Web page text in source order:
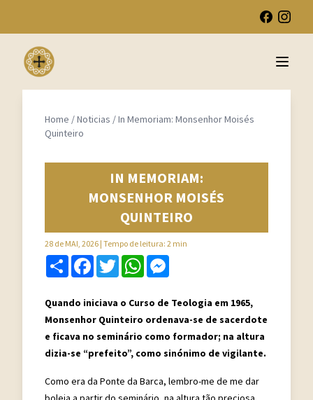
Open
Home /Noticias /In Memoriam: Monsenhor Moisés
Quinteiro
IN MEMORIAM:
MONSENHOR MOISÉS
QUINTEIRO
28 de MAI, 2026 | Tempo de leitura: 2 min
Share FacebookTwitterWhatsApp
Quando iniciava o Curso de Teologia em 1965,
Monsenhor Quinteiro ordenava-se de sacerdote
e ficava no seminário como formador; na altura
dizia-se “prefeito”, como sinónimo de vigilante.
Como era da Ponte da Barca, lembro-me de me dar